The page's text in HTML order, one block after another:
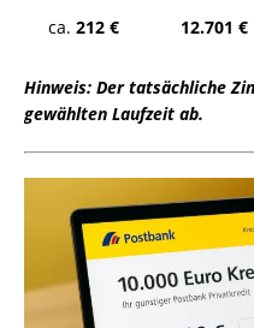
ca. 212 € 12.701 €
Hinweis: Der tatsächliche
gewählten Laufzeit ab.